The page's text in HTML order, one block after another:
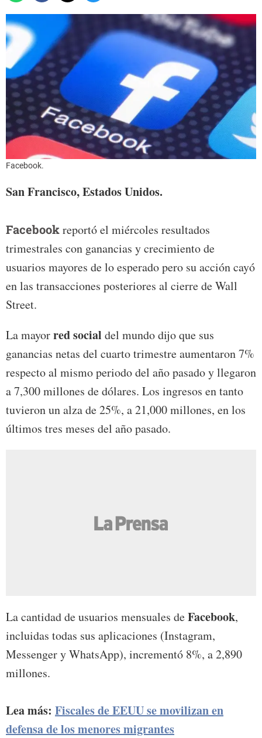
Facebook.
San Francisco, Estados Unidos.
Facebookreportó el miércoles resultados
trimestrales con ganancias y crecimiento de
usuarios mayores de lo esperado pero su acción cayó
en las transacciones posteriores al cierre de Wall
Street.
La mayorred social del mundo dijo que sus
ganancias netas del cuarto trimestre aumentaron 7%
respecto al mismo periodo del año pasado y llegaron
a 7,300 millones de dólares. Los ingresos en tanto
tuvieron un alza de 25%, a 21,000 millones, en los
últimos tres meses del año pasado.
La cantidad de usuarios mensuales deFacebook,
incluidas todas sus aplicaciones (Instagram,
Messenger y WhatsApp), incrementó 8%, a 2,890
millones.
Lea más: Fiscales de EEUU se movilizan en
defensa de los menores migrantes